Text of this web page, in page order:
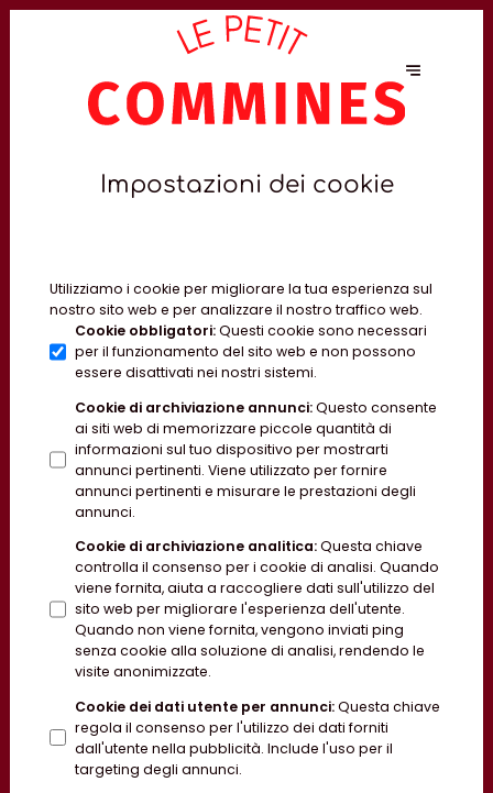
Impostazioni dei cookie
Utilizziamo i cookie per migliorare la tua esperienza sul
nostro sito web e per analizzare il nostro traffico web.
Cookie obbligatori: Questi cookie sono necessari
per il funzionamento del sito web e non possono
essere disattivati nei nostri sistemi.
Cookie di archiviazione annunci: Questo consente
ai siti web di memorizzare piccole quantità di
informazioni sul tuo dispositivo per mostrarti
annunci pertinenti. Viene utilizzato per fornire
annunci pertinenti e misurare le prestazioni degli
annunci.
Cookie di archiviazione analitica: Questa chiave
controlla il consenso per i cookie di analisi. Quando
viene fornita, aiuta a raccogliere dati sull'utilizzo del
sito web per migliorare l'esperienza dell'utente.
Quando non viene fornita, vengono inviati ping
senza cookie alla soluzione di analisi, rendendo le
visite anonimizzate.
Cookie dei dati utente per annunci: Questa chiave
regola il consenso per l'utilizzo dei dati forniti
dall'utente nella pubblicità. Include l'uso per il
targeting degli annunci.